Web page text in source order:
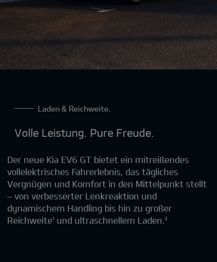
Laden & Reichweite.
Volle Leistung. Pure Freude.
Der neue Kia EV6 GT bietet ein mitreißendes
vollelektrisches Fahrerlebnis, das tägliches
Vergnügen und Komfort in den Mittelpunkt stellt
– von verbesserter Lenkreaktion und
dynamischem Handling bis hin zu großer
Reichweite¹ und ultraschnellem Laden.²